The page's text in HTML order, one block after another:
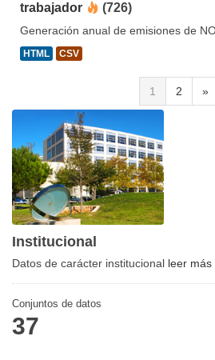
trabajador
(726)
Generación anual de emisiones de
HTML CSV
1 2 »
Institucional
Datos de carácter institucional leer más
Conjuntos de datos
37